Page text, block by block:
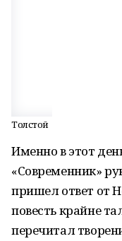
Толстой
Именно в этот
«Современник»
пришел ответ от
повесть крайне
перечитал